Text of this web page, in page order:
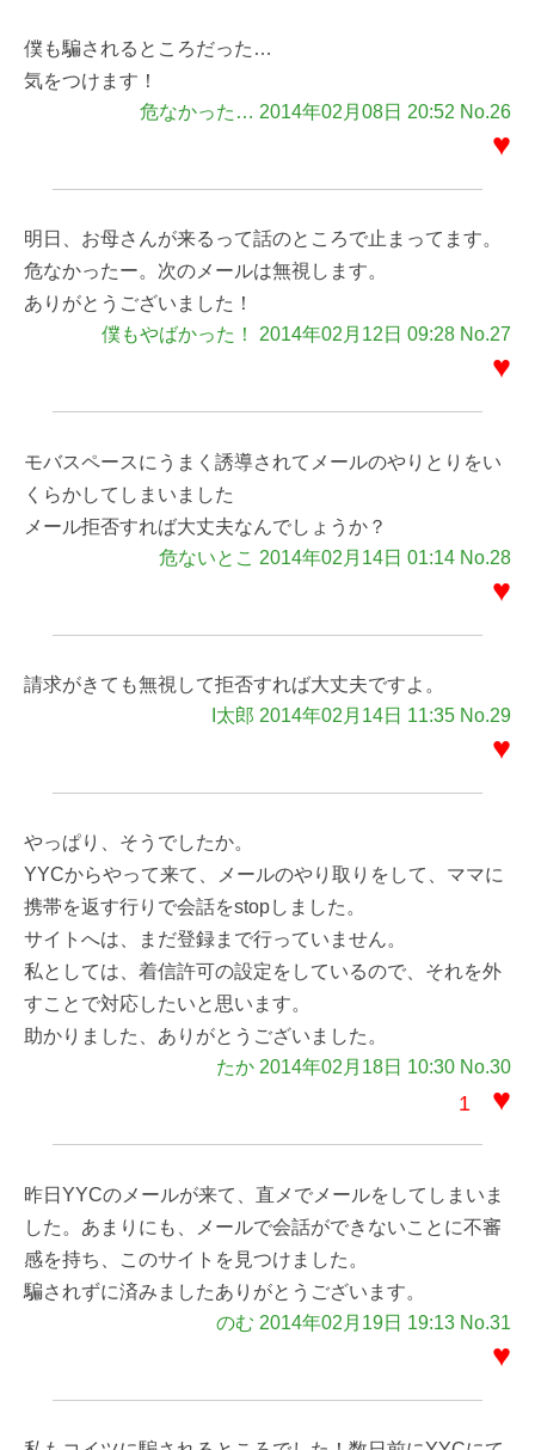
僕も騙されるところだった…
気をつけます！
危なかった… 2014年02月08日 20:52 No.26
♥
明日、お母さんが来るって話のところで止まってます。
危なかったー。次のメールは無視します。
ありがとうございました！
僕もやばかった！ 2014年02月12日 09:28 No.27
♥
モバスペースにうまく誘導されてメールのやりとりをい
くらかしてしまいました
メール拒否すれば大丈夫なんでしょうか？
危ないとこ 2014年02月14日 01:14 No.28
♥
請求がきても無視して拒否すれば大丈夫ですよ。
I太郎 2014年02月14日 11:35 No.29
♥
やっぱり、そうでしたか。
YYCからやって来て、メールのやり取りをして、ママに
携帯を返す行りで会話をstopしました。
サイトへは、まだ登録まで行っていません。
私としては、着信許可の設定をしているので、それを外
すことで対応したいと思います。
助かりました、ありがとうございました。
たか 2014年02月18日 10:30 No.30
1 ♥
昨日YYCのメールが来て、直メでメールをしてしまいま
した。あまりにも、メールで会話ができないことに不審
感を持ち、このサイトを見つけました。
騙されずに済みましたありがとうございます。
のむ 2014年02月19日 19:13 No.31
♥